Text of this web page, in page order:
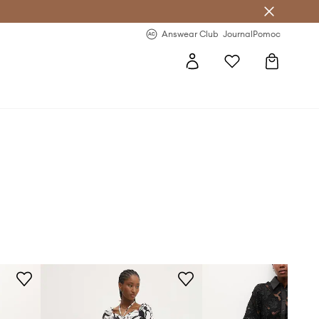
Answear Club JournalPomoc